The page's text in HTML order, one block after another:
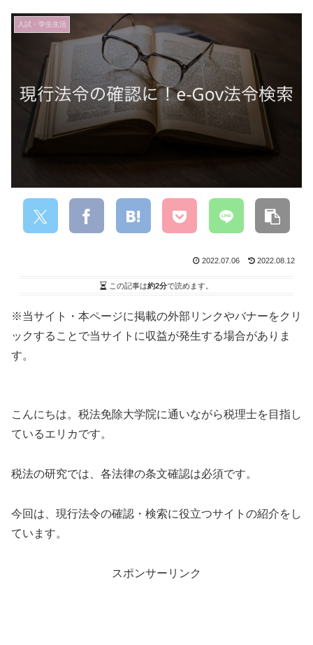
入試・学生生活
2022.07.06 2022.08.12
この記事は約2分で読めます。
※当サイト・本ページに掲載の外部リンクやバナーをクリ
ックすることで当サイトに収益が発生する場合がありま
す。
こんにちは。税法免除大学院に通いながら税理士を目指し
ているエリカです。
税法の研究では、各法律の条文確認は必須です。
今回は、現行法令の確認・検索に役立つサイトの紹介をし
ています。
スポンサーリンク